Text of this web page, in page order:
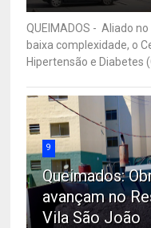
QUEIMADOS - Aliado
baixa complexidade, o
Hipertensão e Diabetes
9
Queimados:
avançam no
Vila São João